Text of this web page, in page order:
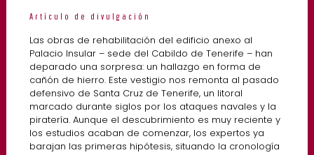
Artículo de divulgación
Las obras de rehabilitación del edificio anexo al
Palacio Insular – sede del Cabildo de Tenerife – han
deparado una sorpresa: un hallazgo en forma de
cañón de hierro. Este vestigio nos remonta al pasado
defensivo de Santa Cruz de Tenerife, un litoral
marcado durante siglos por los ataques navales y la
piratería. Aunque el descubrimiento es muy reciente y
los estudios acaban de comenzar, los expertos ya
barajan las primeras hipótesis, situando la cronología